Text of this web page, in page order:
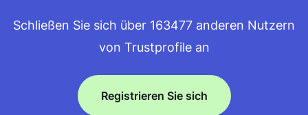
Schließen Sie sich über 163477 anderen Nutzern
von Trustprofile an
Registrieren Sie sich